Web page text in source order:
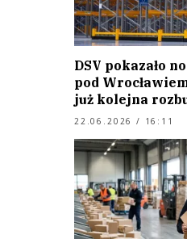
DSV pokazało
pod
już kolejna
22.06.2026 / 16:11